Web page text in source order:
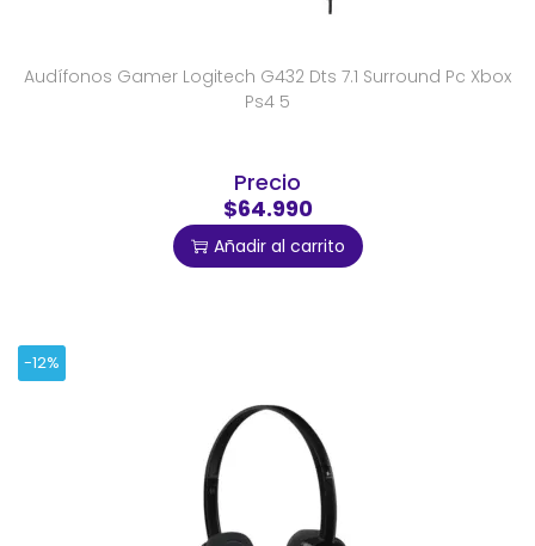
Audífonos Gamer Logitech G432 Dts 7.1 Surround Pc Xbox
Ps4 5
Precio
$64.990
Añadir al carrito
-12%